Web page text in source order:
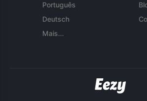
Português
Deutsch
Mais...